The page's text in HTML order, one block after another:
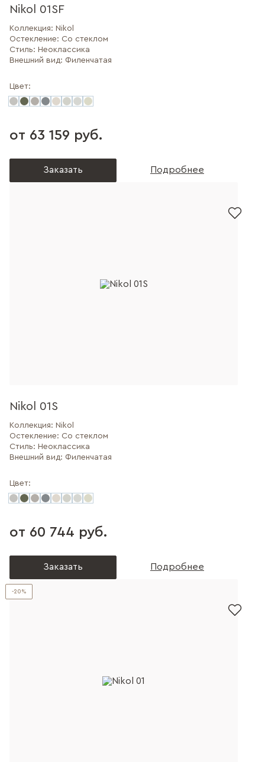
Nikol 01SF
Коллекция: Nikol
Остекление: Со стеклом
Стиль: Неоклассика
Внешний вид: Филенчатая
Цвет:
от 63 159 руб.
Заказать Подробнее
Nikol 01S
Коллекция: Nikol
Остекление: Со стеклом
Стиль: Неоклассика
Внешний вид: Филенчатая
Цвет:
от 60 744 руб.
Заказать Подробнее
-20%